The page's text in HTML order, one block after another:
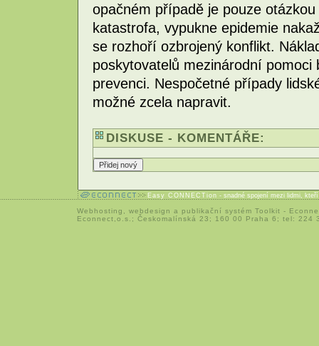
opačném případě je pouze
katastrofa, vypukne epidemie
se rozhoří ozbrojený konflikt.
poskytovatelů mezinárodní
prevenci. Nespočetné případy
možné zcela napravit.
DISKUSE - KOMENTÁŘE:
Easy CONNECTion - snadné spojení mezi lidmi,
Webhosting webdesign a publikační systém Toolkit -
Econnect,o.s.; Českomalínská 23; 160 00 Praha 6; tel: 224